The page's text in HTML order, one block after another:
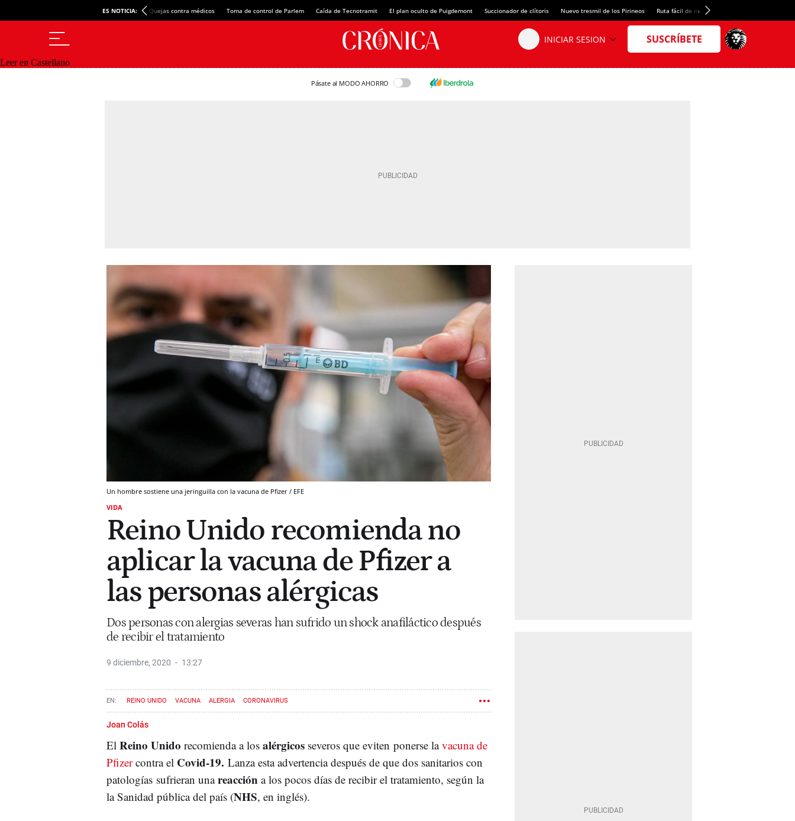
ES NOTICIA: Quejas contra médicos Toma de control de Parlem Caída de Tecnotramit El plan oculto de Puigdemont Succionador de clítoris Nuevo tresmil de los Pirineos Ruta fácil de montaña
Leer en Castellano
Pásate al MODO AHORRO
Un hombre sostiene una jeringuilla con la vacuna de Pfizer / EFE
VIDA
Reino Unido recomienda no
aplicar la vacuna de Pfizer a
las personas alérgicas
Dos personas con alergias severas han sufrido un shock anafiláctico después
de recibir el tratamiento
9 diciembre, 2020 13:27
REINO UNIDO VACUNA ALERGIA CORONAVIRUS
Joan Colás
El Reino Unido recomienda a los alérgicos severos que eviten ponerse lavacuna de
Pfizercontra el Covid-19. Lanza esta advertencia después de que dos sanitarios con
patologías sufrieran unareacción a los pocos días de recibir el tratamiento, según la
la Sanidad pública del país (NHS, en inglés).